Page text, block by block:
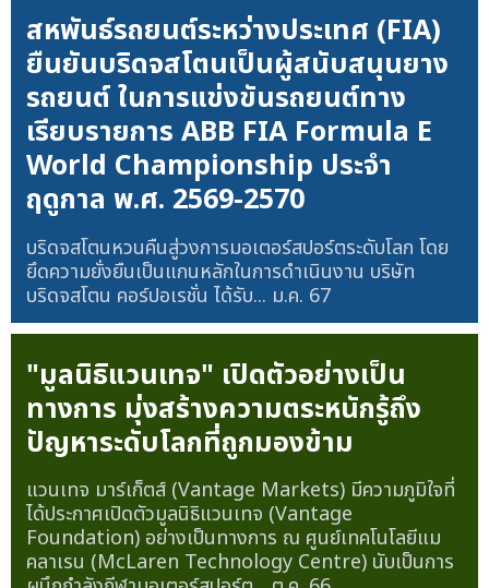
สหพันธ์รถยนต์ระหว่างประเทศ (FIA)
ยืนยันบริดจสโตนเป็นผู้สนับสนุนยาง
รถยนต์ ในการแข่งขันรถยนต์ทาง
เรียบรายการ ABB FIA Formula E
World Championship ประจำ
ฤดูกาล พ.ศ. 2569-2570
บริดจสโตนหวนคืนสู่วงการมอเตอร์สปอร์ตระดับโลก โดย
ยึดความยั่งยืนเป็นแกนหลักในการดำเนินงาน บริษัท
บริดจสโตน คอร์ปอเรชั่น ได้รับ... ม.ค. 67
"มูลนิธิแวนเทจ" เปิดตัวอย่างเป็น
ทางการ มุ่งสร้างความตระหนักรู้ถึง
ปัญหาระดับโลกที่ถูกมองข้าม
แวนเทจ มาร์เก็ตส์ (Vantage Markets) มีความภูมิใจที่
ได้ประกาศเปิดตัวมูลนิธิแวนเทจ (Vantage
Foundation) อย่างเป็นทางการ ณ ศูนย์เทคโนโลยีแม
คลาเรน (McLaren Technology Centre) นับเป็นการ